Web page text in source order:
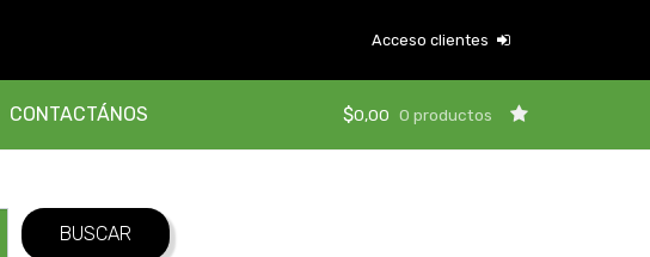
Acceso clientes
CONTACTÁNOS $0,00 0 productos